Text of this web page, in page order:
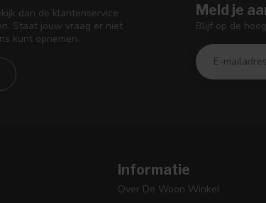
dan de klantenservice
Staat jouw vraag er niet
kunt opnemen.
Meld je
Blijf op de
Informatie
Over De Woon Winkel